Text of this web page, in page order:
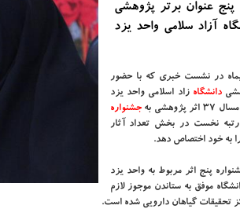
عنوان برتر پژوهشی
آزاد سلامی واحد یزد
در نشست خبری كه با حضور
دانشگاه‌ زاد اسلامی واحد یزد
به
جشنواره
نخست در بخش تعداد آثار
به خود اختصاص دهد.
پنج اثر مربوط به واحد یزد
موفق به ستاندن موجوز لازم
تحقیقات گیاهان دارویی شده است.